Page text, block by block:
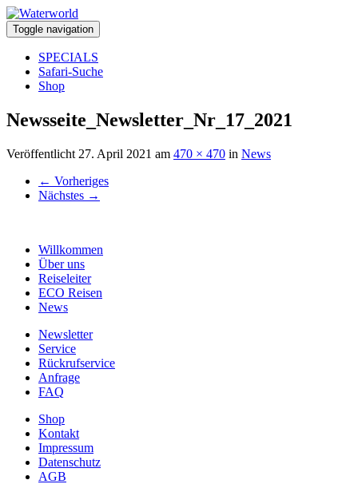
Toggle navigation
SPECIALS
Safari-Suche
Shop
Newsseite_Newsletter_Nr_17_2021
Veröffentlicht 27. April 2021 am 470 × 470 in News
← Vorheriges
Nächstes →
Willkommen
Über uns
Reiseleiter
ECO Reisen
News
Newsletter
Service
Rückrufservice
Anfrage
FAQ
Shop
Kontakt
Impressum
Datenschutz
AGB